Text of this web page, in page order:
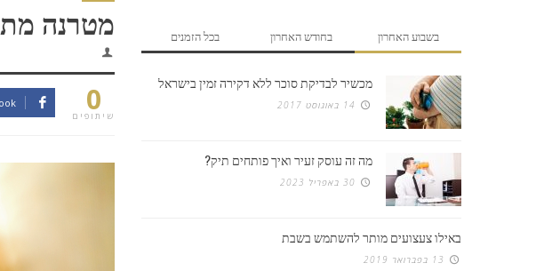
מטרנה
0
שיתופים
בשבוע האחרון בחודש האחרון בכל הזמנים
מכשיר לבדיקת סוכר ללא דקירה זמין בישראל
14 באוגוסט 2017
מה זה עוסק זעיר ואיך פותחים תיק?
30 באפריל 2023
באילו צעצועים מותר להשתמש בשבת
13 בפברואר 2019